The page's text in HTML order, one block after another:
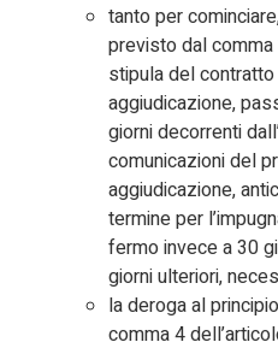
tanto per
previsto dal
stipula del
aggiudicazione,
giorni decorrenti
comunicazioni del
aggiudicazione,
termine per
fermo invece a 30
giorni ulteriori,
la deroga al
comma 4